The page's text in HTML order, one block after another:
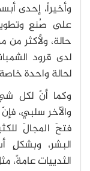
وأخيراً، إحدى
على صُنعِ
حالة، ولأكثر
لدى قرود
لحالة واحدة
وكما أنّ لكل
والآخر سلبي،
فتحَ المجالَ
البشر، وبشكلٍ
الثدييات عامةً،